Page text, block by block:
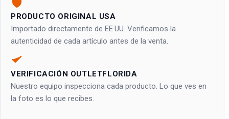
PRODUCTO ORIGINAL USA
Importado directamente de EE.UU. Verificamos la
autenticidad de cada artículo antes de la venta.
VERIFICACIÓN OUTLETFLORIDA
Nuestro equipo inspecciona cada producto. Lo que ves en
la foto es lo que recibes.